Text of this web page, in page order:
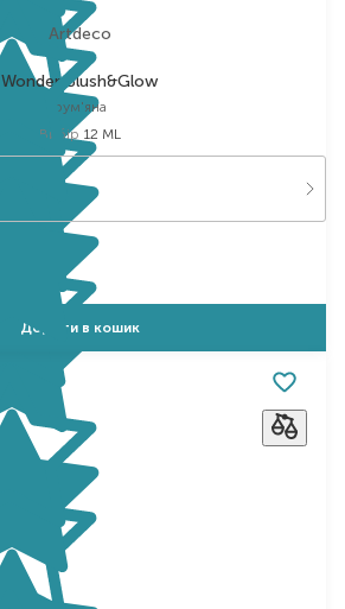
Artdeco
Wonder Blush&Glow
рум'яна
Вибір 12 ML
Додати в кошик